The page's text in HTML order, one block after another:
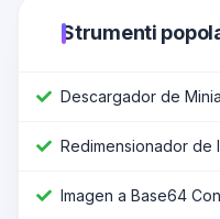
Strumenti
Descargador de
Redimensionador de
Imagen a Base64